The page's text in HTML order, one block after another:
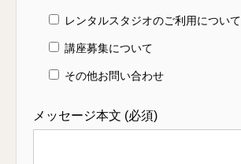
レンタルスタジオのご利用について
講座募集について
その他お問い合わせ
メッセージ本文 (必須)